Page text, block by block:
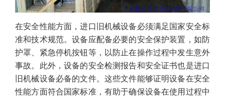
在安全性能方面，进口旧机械设备必须满足国家安全标
准和技术规范。设备应配备必要的安全保护装置，如防
护罩、紧急停机按钮等，以防止在操作过程中发生意外
事故。此外，设备的安全检测报告和安全证书也是进口
旧机械设备必备的文件。这些文件能够证明设备在安全
性能方面符合国家标准，有助于确保设备在使用过程中